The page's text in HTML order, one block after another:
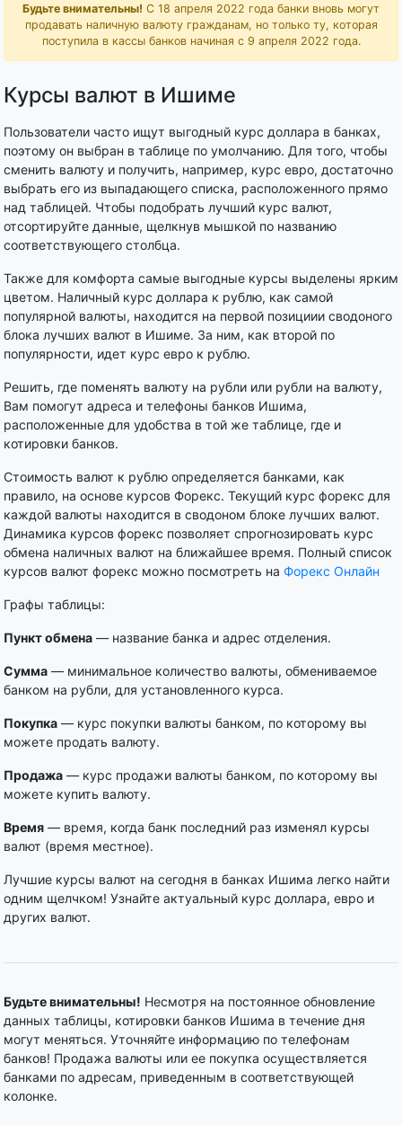
Будьте внимательны! С 18 апреля 2022 года банки вновь могут
продавать наличную валюту гражданам, но только ту, которая
поступила в кассы банков начиная с 9 апреля 2022 года.
Курсы валют в Ишиме
Пользователи часто ищут выгодный курс доллара в банках,
поэтому он выбран в таблице по умолчанию. Для того, чтобы
сменить валюту и получить, например, курс евро, достаточно
выбрать его из выпадающего списка, расположенного прямо
над таблицей. Чтобы подобрать лучший курс валют,
отсортируйте данные, щелкнув мышкой по названию
соответствующего столбца.
Также для комфорта самые выгодные курсы выделены ярким
цветом. Наличный курс доллара к рублю, как самой
популярной валюты, находится на первой позициии сводоного
блока лучших валют в Ишиме. За ним, как второй по
популярности, идет курс евро к рублю.
Решить, где поменять валюту на рубли или рубли на валюту,
Вам помогут адреса и телефоны банков Ишима,
расположенные для удобства в той же таблице, где и
котировки банков.
Стоимость валют к рублю определяется банками, как
правило, на основе курсов Форекс. Текущий курс форекс для
каждой валюты находится в сводоном блоке лучших валют.
Динамика курсов форекс позволяет спрогнозировать курс
обмена наличных валют на ближайшее время. Полный список
курсов валют форекс можно посмотреть на Форекс Онлайн
Графы таблицы:
Пункт обмена — название банка и адрес отделения.
Сумма — минимальное количество валюты, обмениваемое
банком на рубли, для установленного курса.
Покупка — курс покупки валюты банком, по которому вы
можете продать валюту.
Продажа — курс продажи валюты банком, по которому вы
можете купить валюту.
Время — время, когда банк последний раз изменял курсы
валют (время местное).
Лучшие курсы валют на сегодня в банках Ишима легко найти
одним щелчком! Узнайте актуальный курс доллара, евро и
других валют.
Будьте внимательны! Несмотря на постоянное обновление
данных таблицы, котировки банков Ишима в течение дня
могут меняться. Уточняйте информацию по телефонам
банков! Продажа валюты или ее покупка осуществляется
банками по адресам, приведенным в соответствующей
колонке.